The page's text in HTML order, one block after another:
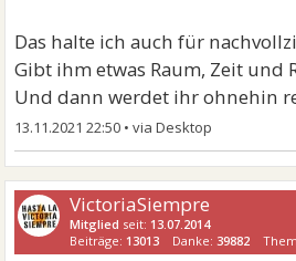
Das halte ich auch für
Gibt ihm etwas Raum, Zeit und
Und dann werdet ihr ohnehin
13.11.2021 22:50 •
VictoriaSiempre
Mitglied seit: 13.07.2014
Beiträge: 13013 Danke: 39882